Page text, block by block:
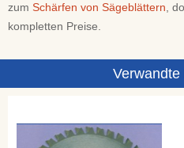
zum Schärfen von Sägeblättern ,
kompletten Preise.